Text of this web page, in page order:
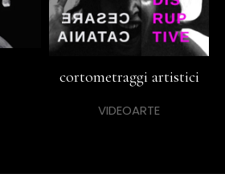
cortometraggi artistici
VIDEOARTE